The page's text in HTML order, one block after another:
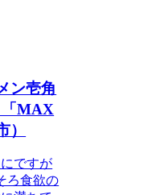
ン壱角
MAX
ですが
ろ食欲の